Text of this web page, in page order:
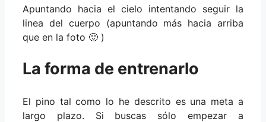
Apuntando hacia el cielo intentando seguir la
linea del cuerpo (apuntando más hacia arriba
que en la foto 🙂 )
La forma de entrenarlo
El pino tal como lo he descrito es una meta a
largo plazo. Si buscas sólo empezar a